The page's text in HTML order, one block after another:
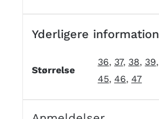
Yderligere information
Størrelse
36, 37, 38, 39,
45, 46, 47